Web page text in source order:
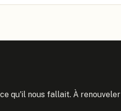
qu'il nous fallait. À renouveler